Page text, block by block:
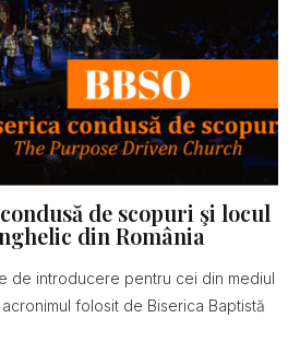
de scopuri şi locul
din România
de introducere pentru cei din mediul
folosit de Biserica Baptistă